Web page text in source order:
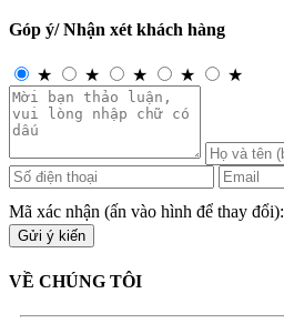
Góp ý/ Nhận xét khách hàng
★ ★ ★ ★ ★
Mã xác nhận (ấn vào hình để thay đổi):
VỀ CHÚNG TÔI